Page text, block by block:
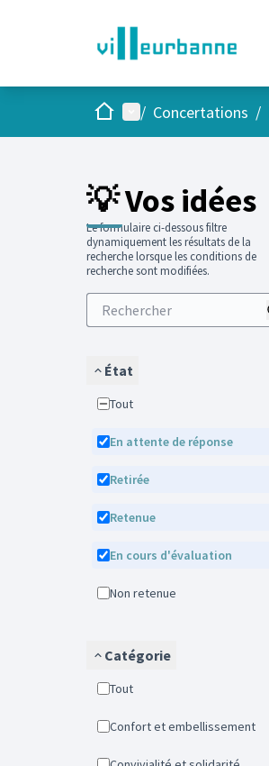
AccueilMenu principal
/ Concertations /
💡 Vos idées
Le formulaire ci-dessous filtre
dynamiquement les résultats de la
recherche lorsque les conditions de
recherche sont modifiées.
État
Tout
En attente de réponse
Retirée
Retenue
En cours d'évaluation
Non retenue
Catégorie
Tout
Confort et embellissement